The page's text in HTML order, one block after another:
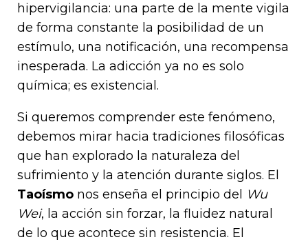
hipervigilancia: una parte de la mente vigila
de forma constante la posibilidad de un
estímulo, una notificación, una recompensa
inesperada. La adicción ya no es solo
química; es existencial.
Si queremos comprender este fenómeno,
debemos mirar hacia tradiciones filosóficas
que han explorado la naturaleza del
sufrimiento y la atención durante siglos. El
Taoísmo nos enseña el principio del
Wu
Wei, la acción sin forzar, la fluidez natural
de lo que acontece sin resistencia. El